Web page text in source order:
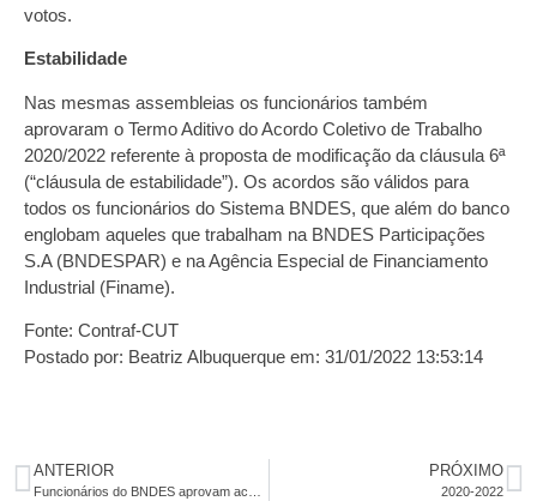
votos.
Estabilidade
Nas mesmas assembleias os funcionários também
aprovaram o Termo Aditivo do Acordo Coletivo de Trabalho
2020/2022 referente à proposta de modificação da cláusula 6ª
(“cláusula de estabilidade”). Os acordos são válidos para
todos os funcionários do Sistema BNDES, que além do banco
englobam aqueles que trabalham na BNDES Participações
S.A (BNDESPAR) e na Agência Especial de Financiamento
Industrial (Finame).
Fonte: Contraf-CUT
Postado por: Beatriz Albuquerque em: 31/01/2022 13:53:14
ANTERIOR PRÓXIMO
2020-2022